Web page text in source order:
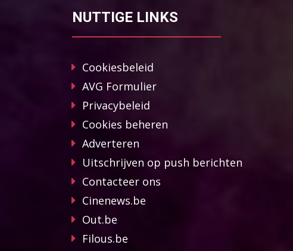
NUTTIGE LINKS
Cookiesbeleid
AVG Formulier
Privacybeleid
Cookies beheren
Adverteren
Uitschrijven op push berichten
Contacteer ons
Cinenews.be
Out.be
Filous.be